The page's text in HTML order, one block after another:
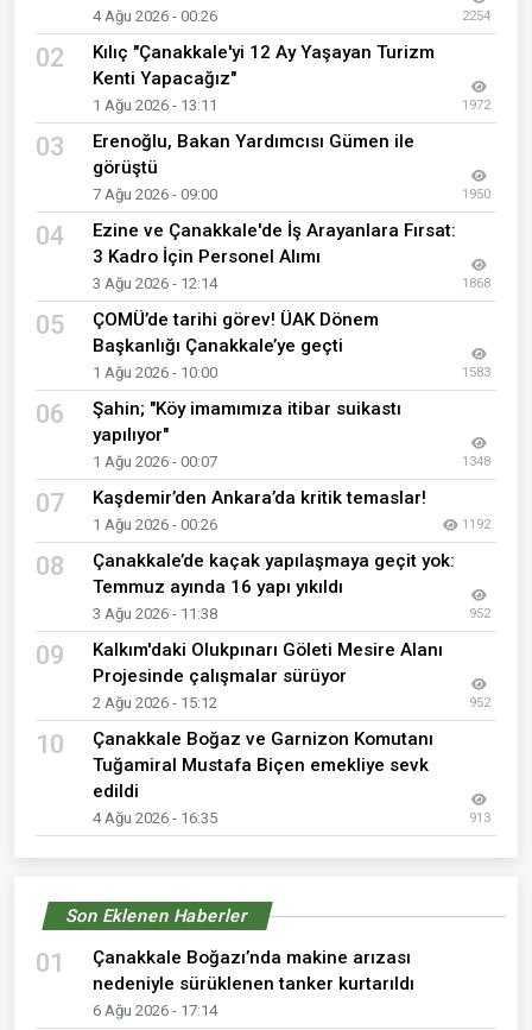
4 Ağu 2026 - 00:26 2254
02
Kılıç "Çanakkale'yi 12 Ay Yaşayan Turizm
Kenti Yapacağız"
1 Ağu 2026 - 13:11 1972
03
Erenoğlu, Bakan Yardımcısı Gümen ile
görüştü
7 Ağu 2026 - 09:00 1950
04
Ezine ve Çanakkale'de İş Arayanlara Fırsat:
3 Kadro İçin Personel Alımı
3 Ağu 2026 - 12:14 1868
05
ÇOMÜ’de tarihi görev! ÜAK Dönem
Başkanlığı Çanakkale’ye geçti
1 Ağu 2026 - 10:00 1583
06
Şahin; "Köy imamımıza itibar suikastı
yapılıyor"
1 Ağu 2026 - 00:07 1348
07 Kaşdemir’den Ankara’da kritik temaslar!
1 Ağu 2026 - 00:26 1192
08
Çanakkale’de kaçak yapılaşmaya geçit yok:
Temmuz ayında 16 yapı yıkıldı
3 Ağu 2026 - 11:38 952
09
Kalkım'daki Olukpınarı Göleti Mesire Alanı
Projesinde çalışmalar sürüyor
2 Ağu 2026 - 15:12 952
10
Çanakkale Boğaz ve Garnizon Komutanı
Tuğamiral Mustafa Biçen emekliye sevk
edildi
4 Ağu 2026 - 16:35 913
Son Eklenen Haberler
01
Çanakkale Boğazı’nda makine arızası
nedeniyle sürüklenen tanker kurtarıldı
6 Ağu 2026 - 17:14